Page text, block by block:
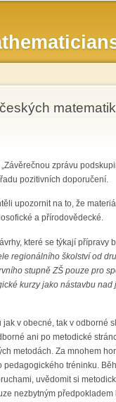
zprávu
pozitivních doporučení.
upozornit na to, že
a přírodovědecké.
které se týkají přípravy
regionálního školství od
stupně ZŠ pouze pro
kurzy jako nástavbu
v obecné, tak v
ani po metodické
metodách. Za mnohem
tréninku.
uvědomit si
nezbytným